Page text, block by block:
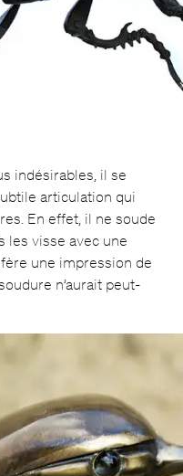
indésirables, il se
articulation qui
En effet, il ne soude
les visse avec une
une impression de
n’aurait peut-